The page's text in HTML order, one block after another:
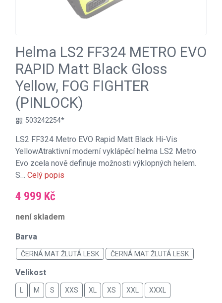
Helma LS2 FF324 METRO EVO
RAPID Matt Black Gloss
Yellow, FOG FIGHTER
(PINLOCK)
qr_code 503242254*
LS2 FF324 Metro EVO Rapid Matt Black Hi-Vis
YellowAtraktivní moderní vyklápěcí helma LS2 Metro
Evo zcela nově definuje možnosti výklopných helem.
S… Celý popis
4 999 Kč
není skladem
Barva
ČERNÁ MAT ŽLUTÁ LESK ČERNÁ MAT ŽLUTÁ LESK
Velikost
M S XXS XL XS XXL XXXL